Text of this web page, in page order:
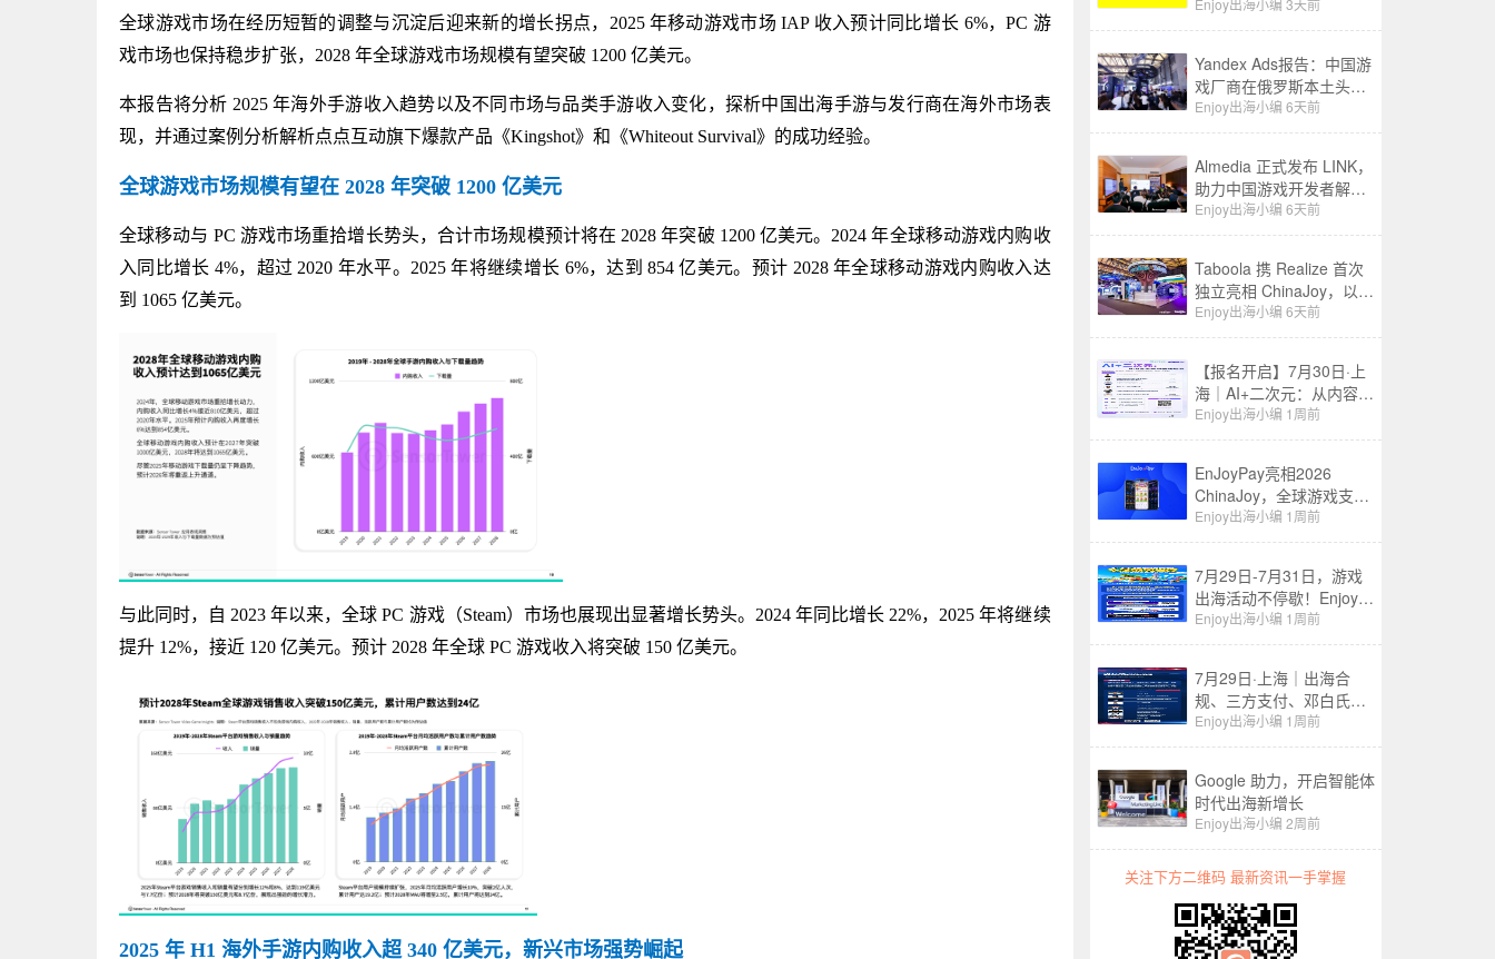
全球游戏市场在经历短暂的调整与沉淀后迎来新的增长拐点，2025 年移动游戏市场 IAP 收入预计同比增长 6%，PC 游
戏市场也保持稳步扩张，2028 年全球游戏市场规模有望突破 1200 亿美元。
本报告将分析 2025 年海外手游收入趋势以及不同市场与品类手游收入变化，探析中国出海手游与发行商在海外市场表
现，并通过案例分析解析点点互动旗下爆款产品《Kingshot》和《Whiteout Survival》的成功经验。
全球游戏市场规模有望在 2028 年突破 1200 亿美元
全球移动与 PC 游戏市场重拾增长势头，合计市场规模预计将在 2028 年突破 1200 亿美元。2024 年全球移动游戏内购收
入同比增长 4%，超过 2020 年水平。2025 年将继续增长 6%，达到 854 亿美元。预计 2028 年全球移动游戏内购收入达
到 1065 亿美元。
与此同时，自 2023 年以来，全球 PC 游戏（Steam）市场也展现出显著增长势头。2024 年同比增长 22%，2025 年将继续
提升 12%，接近 120 亿美元。预计 2028 年全球 PC 游戏收入将突破 150 亿美元。
2025 年 H1 海外手游内购收入超 340 亿美元，新兴市场强势崛起
至9.71亿，营收同比增长
19%至15.99亿美元
Enjoy出海小编 3天前
Yandex Ads报告：中国游
戏厂商在俄罗斯本土头部
应用商店收入同比增长
3.5 倍
Enjoy出海小编 6天前
Almedia 正式发布 LINK，
助力中国游戏开发者解锁
收入增长新路径
Enjoy出海小编 6天前
Taboola 携 Realize 首次
独立亮相 ChinaJoy，以
“成长之树”展现 AI 驱动中
国品牌全球增长新图景
Enjoy出海小编 6天前
【报名开启】7月30日·上
海｜AI+二次元：从内容生
成到情绪经济
Enjoy出海小编 1周前
EnJoyPay亮相2026
ChinaJoy，全球游戏支付
服务再升级！
Enjoy出海小编 1周前
7月29日-7月31日，游戏
出海活动不停歇！Enjoy出
海&EnJoyPay邀您共赴
ChinaJoy
Enjoy出海小编 1周前
7月29日·上海｜出海合
规、三方支付、邓白氏，
ChinaJoy这场游戏出海论
坛一次讲透
Enjoy出海小编 1周前
Google 助力，开启智能体
时代出海新增长
Enjoy出海小编 2周前
关注下方二维码 最新资讯一手掌握